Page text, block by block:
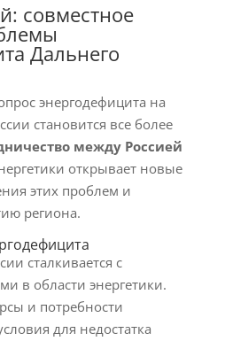
совместное
Дальнего
энергодефицита на
становится все более
между Россией
открывает новые
этих проблем и
региона.
сталкивается с
в области энергетики.
и потребности
для недостатка